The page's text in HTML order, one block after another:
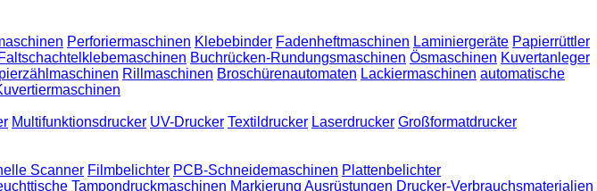
Perforiermaschinen Klebebinder Fadenheftmaschinen Laminiergeräte Papierrüttler
Faltschachtelklebemaschinen Buchrücken-Rundungsmaschinen Ösmaschinen Kuvertanleger
Rillmaschinen Broschürenautomaten Lackiermaschinen automatische
Multifunktionsdrucker UV-Drucker Textildrucker Laserdrucker Großformatdrucker
Scanner Filmbelichter PCB-Schneidemaschinen Plattenbelichter
Tampondruckmaschinen Markierung Ausrüstungen Drucker-Verbrauchsmaterialien